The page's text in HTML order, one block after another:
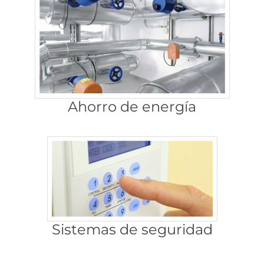
Ahorro de energía
Sistemas de seguridad